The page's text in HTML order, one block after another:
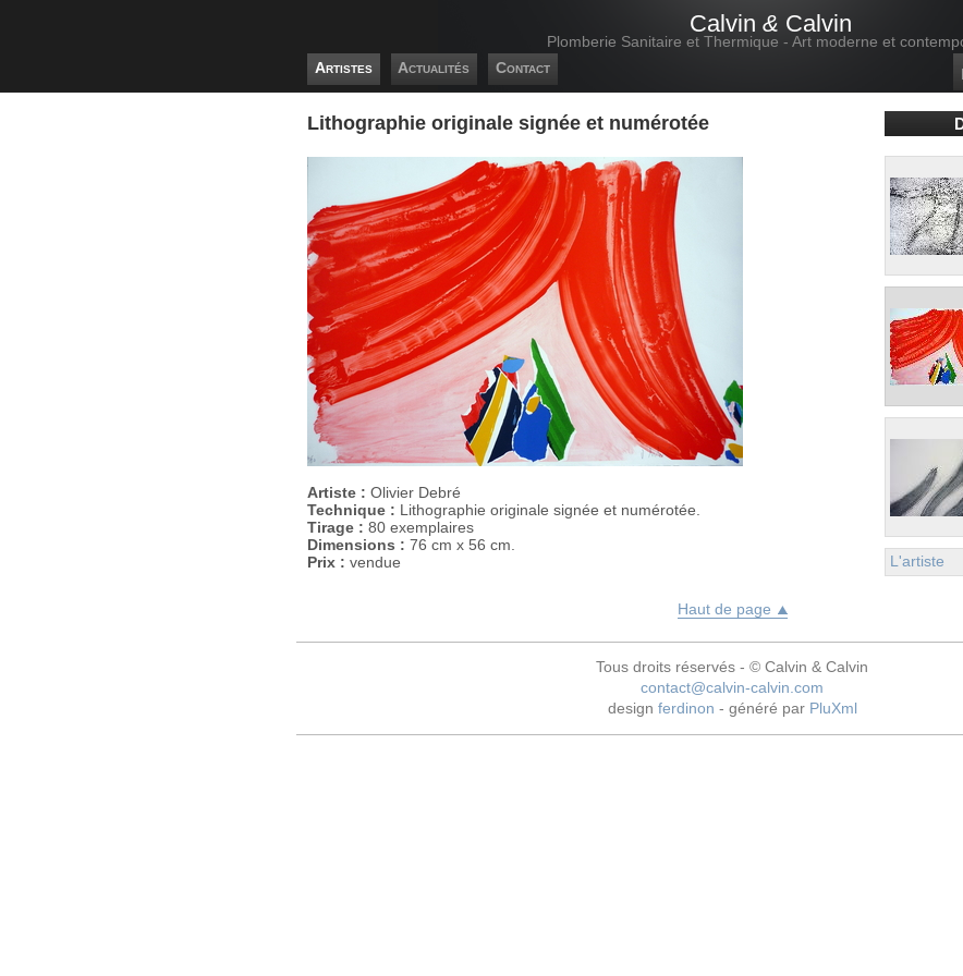
Lithographie originale signée et numérotée
Artiste : Olivier Debré
Technique : Lithographie originale signée et numérotée.
Tirage : 80 exemplaires
Dimensions : 76 cm x 56 cm.
Prix : vendue L'artiste
Haut de page
Tous droits réservés - © Calvin & Calvin
contact@calvin-calvin.com
design ferdinon - généré par PluXml
Calvin & Calvin
Plomberie Sanitaire et Thermique - Art moderne et
Artistes
Actualités Contact